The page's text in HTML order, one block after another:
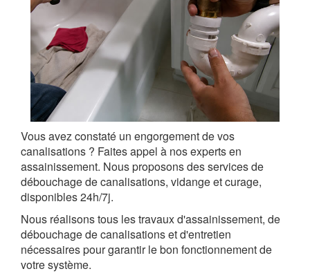
Vous avez constaté un engorgement de vos
canalisations ? Faites appel à nos experts en
assainissement. Nous proposons des services de
débouchage de canalisations, vidange et curage,
disponibles 24h/7j.
Nous réalisons tous les travaux d'assainissement, de
débouchage de canalisations et d'entretien
nécessaires pour garantir le bon fonctionnement de
votre système.